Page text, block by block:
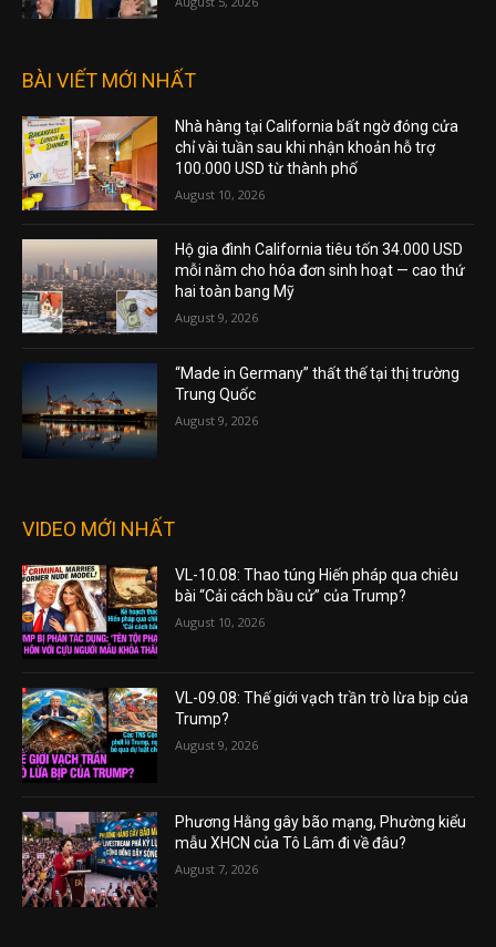
BÀI VIẾT MỚI NHẤT
Nhà hàng tại California bất ngờ đóng cửa
chỉ vài tuần sau khi nhận khoản hỗ trợ
100.000 USD từ thành phố
August 10, 2026
Hộ gia đình California tiêu tốn 34.000 USD
mỗi năm cho hóa đơn sinh hoạt — cao thứ
hai toàn bang Mỹ
August 9, 2026
“Made in Germany” thất thế tại thị trường
Trung Quốc
August 9, 2026
VIDEO MỚI NHẤT
VL-10.08: Thao túng Hiến pháp qua chiêu
bài “Cải cách bầu cử” của Trump?
August 10, 2026
VL-09.08: Thế giới vạch trần trò lừa bịp của
Trump?
August 9, 2026
Phương Hằng gây bão mạng, Phường kiểu
mẫu XHCN của Tô Lâm đi về đâu?
August 7, 2026